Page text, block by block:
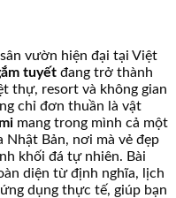
vườn hiện đại tại Việt
tuyết đang trở thành
thự, resort và không gian
chỉ đơn thuần là vật
mang trong mình cả một
Nhật Bản, nơi mà vẻ đẹp
khối đá tự nhiên. Bài
diện từ định nghĩa, lịch
dụng thực tế, giúp bạn